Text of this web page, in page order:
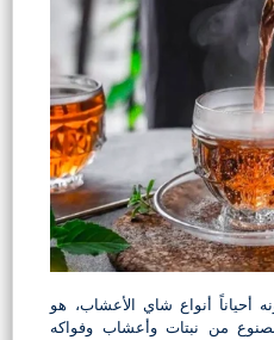
أحياناً أنواع شاي الأعشاب، هو
من نبتات وأعشاب وفواكه